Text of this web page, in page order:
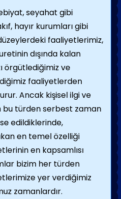
seyahat gibi
hayır kurumları gibi
faaliyetlerimiz,
dışında kalan
örgütlediğimiz ve
faaliyetlerden
Ancak kişisel ilgi ve
bu türden serbest zaman
edildiklerinde,
en temel özelliği
en kapsamlısı
bizim her türden
yer verdiğimiz
zamanlardır.